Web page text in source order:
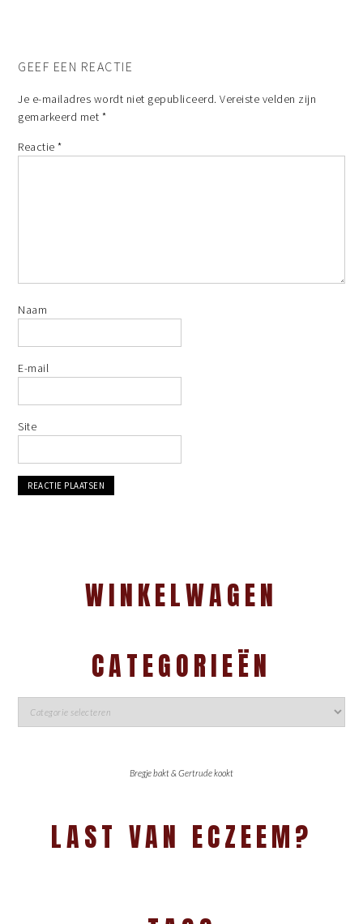
GEEF EEN REACTIE
Je e-mailadres wordt niet gepubliceerd. Vereiste velden zijn
gemarkeerd met *
Reactie*
Naam
E-mail
Site
WINKELWAGEN
CATEGORIEËN
Bregje bakt & Gertrude kookt
LAST VAN ECZEEM?